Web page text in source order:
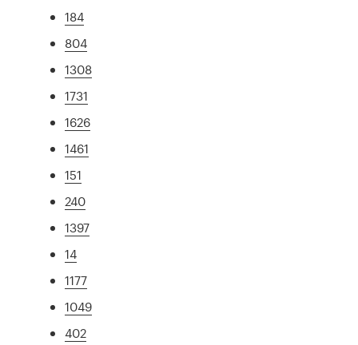
184
804
1308
1731
1626
1461
151
240
1397
14
1177
1049
402